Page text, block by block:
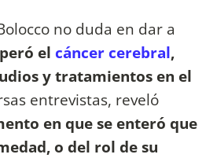
no duda en dar a
el cáncer cerebral,
y tratamientos en el
entrevistas, reveló
en que se enteró que
o del rol de su